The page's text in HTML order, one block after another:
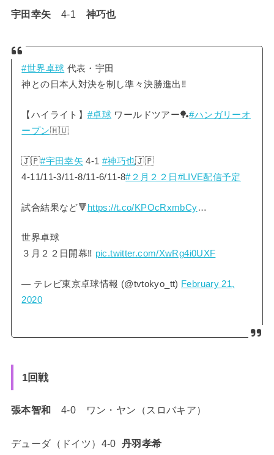
宇田幸矢 4-1 神巧也
#世界卓球 代表・宇田
神との日本人対決を制し準々決勝進出‼️
【ハイライト】 #卓球 ワールドツアー🏓#ハンガリーオ
ープン🇭🇺
🇯🇵#宇田幸矢 4-1 #神巧也🇯🇵
4-11/11-3/11-8/11-6/11-8#２月２２日 #LIVE配信予定
試合結果など🔻 https://t.co/KPOcRxmbCy…
世界卓球
３月２２日開幕‼️ pic.twitter.com/XwRg4i0UXF
— テレビ東京卓球情報 (@tvtokyo_tt) February 21,
2020
1回戦
張本智和 4-0 ワン・ヤン（スロバキア）
デューダ（ドイツ）4-0 丹羽孝希